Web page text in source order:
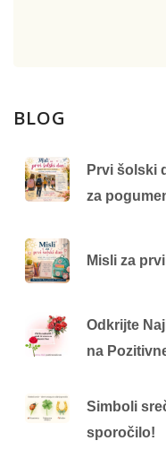
BLOG
Prvi šolski
za
Misli za
Odkrijte
na
Simboli
sporočilo!